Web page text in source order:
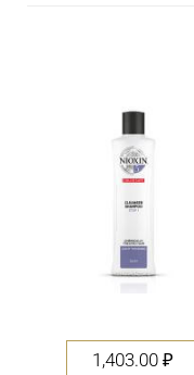
1,403.00 ₽